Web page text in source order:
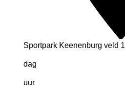
Sportpark Keenenburg veld 1
dag
uur